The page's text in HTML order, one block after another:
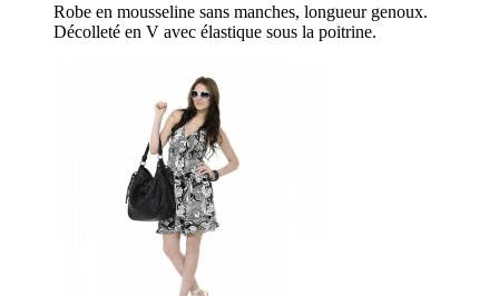
Robe en mousseline sans manches, longueur genoux.
Décolleté en V avec élastique sous la poitrine.